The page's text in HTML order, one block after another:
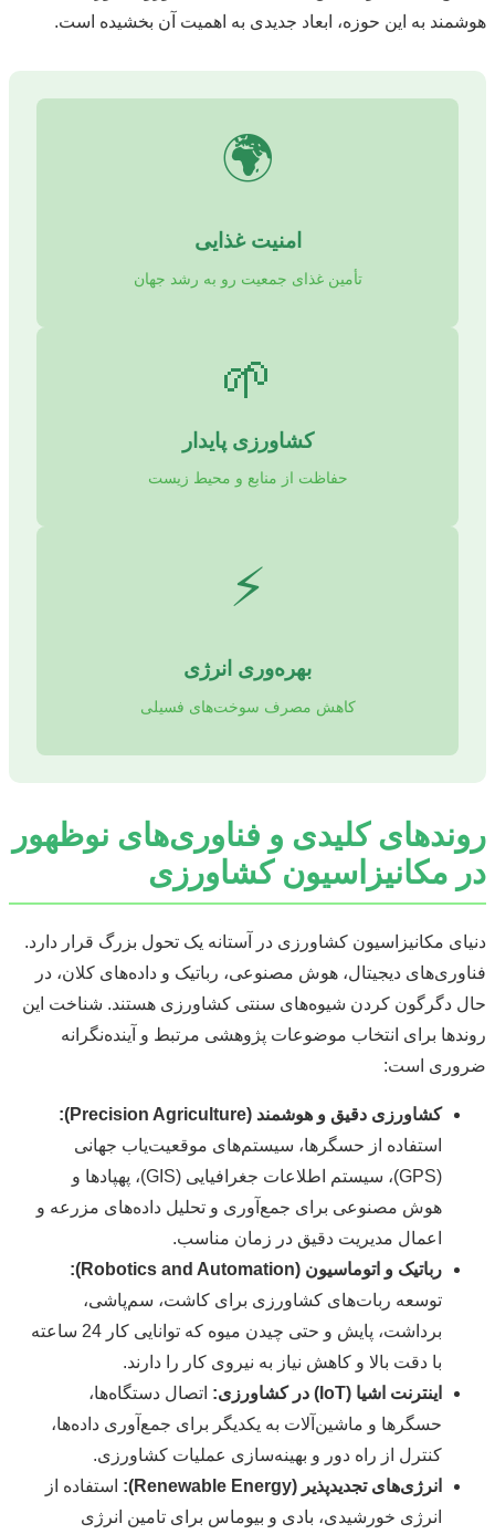
هوشمند به این حوزه، ابعاد جدیدی به اهمیت آن بخشیده است.
🌍
امنیت غذایی
تأمین غذای جمعیت رو به رشد جهان
🌱
کشاورزی پایدار
حفاظت از منابع و محیط زیست
⚡
بهره‌وری انرژی
کاهش مصرف سوخت‌های فسیلی
روندهای کلیدی و فناوری‌های نوظهور
در مکانیزاسیون کشاورزی
دنیای مکانیزاسیون کشاورزی در آستانه یک تحول بزرگ قرار دارد.
فناوری‌های دیجیتال، هوش مصنوعی، رباتیک و داده‌های کلان، در
حال دگرگون کردن شیوه‌های سنتی کشاورزی هستند. شناخت این
روندها برای انتخاب موضوعات پژوهشی مرتبط و آینده‌نگرانه
ضروری است:
کشاورزی دقیق و هوشمند (Precision Agriculture):
استفاده از حسگرها، سیستم‌های موقعیت‌یاب جهانی
(GPS)، سیستم اطلاعات جغرافیایی (GIS)، پهپادها و
هوش مصنوعی برای جمع‌آوری و تحلیل داده‌های مزرعه و
اعمال مدیریت دقیق در زمان مناسب.
رباتیک و اتوماسیون (Robotics and Automation):
توسعه ربات‌های کشاورزی برای کاشت، سم‌پاشی،
برداشت، پایش و حتی چیدن میوه که توانایی کار 24 ساعته
با دقت بالا و کاهش نیاز به نیروی کار را دارند.
اینترنت اشیا (IoT) در کشاورزی:
اتصال دستگاه‌ها،
حسگرها و ماشین‌آلات به یکدیگر برای جمع‌آوری داده‌ها،
کنترل از راه دور و بهینه‌سازی عملیات کشاورزی.
انرژی‌های تجدیدپذیر (Renewable Energy):
استفاده از
انرژی خورشیدی، بادی و بیوماس برای تامین انرژی